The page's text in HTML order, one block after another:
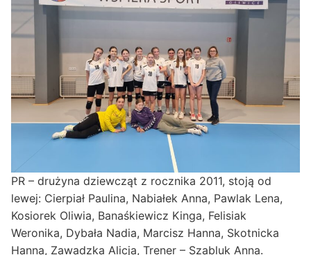
PR – drużyna dziewcząt z rocznika 2011, stoją od
lewej: Cierpiał Paulina, Nabiałek Anna, Pawlak Lena,
Kosiorek Oliwia, Banaśkiewicz Kinga, Felisiak
Weronika, Dybała Nadia, Marcisz Hanna, Skotnicka
Hanna, Zawadzka Alicja, Trener – Szabluk Anna.